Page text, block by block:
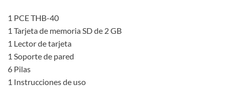
1 PCE THB-40
1 Tarjeta de memoria SD de 2 GB
1 Lector de tarjeta
1 Soporte de pared
6 Pilas
1 Instrucciones de uso